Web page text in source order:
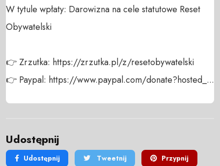
W tytule wpłaty: Darowizna na cele statutowe Reset
Obywatelski
👉 Zrzutka: https://zrzutka.pl/z/resetobywatelski
👉 Paypal: https://www.paypal.com/donate?hosted_...
Udostępnij
Udostępnij Tweetnij Przypnij